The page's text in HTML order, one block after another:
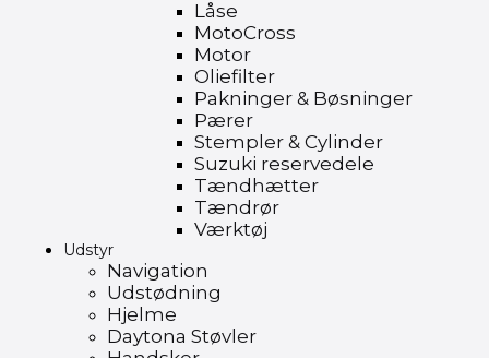
Låse
MotoCross
Motor
Oliefilter
Pakninger & Bøsninger
Pærer
Stempler & Cylinder
Suzuki reservedele
Tændhætter
Tændrør
Værktøj
Udstyr
Navigation
Udstødning
Hjelme
Daytona Støvler